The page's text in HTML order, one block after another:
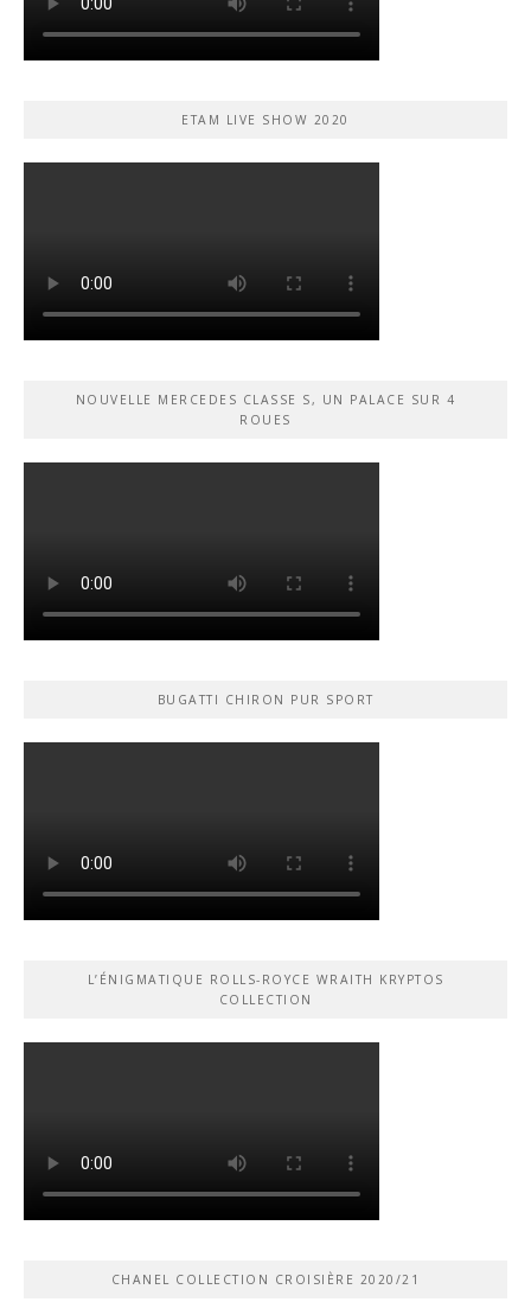
ETAM LIVE SHOW 2020
NOUVELLE MERCEDES CLASSE S, UN PALACE SUR 4
ROUES
BUGATTI CHIRON PUR SPORT
L’ÉNIGMATIQUE ROLLS-ROYCE WRAITH KRYPTOS
COLLECTION
CHANEL COLLECTION CROISIÈRE 2020/21